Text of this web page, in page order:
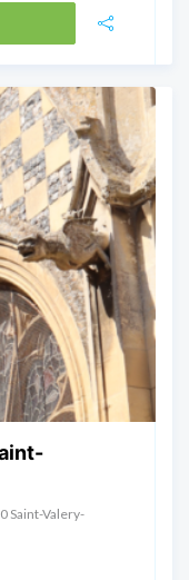
Saint-Valery-